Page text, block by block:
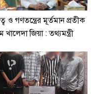
ও গণতন্ত্রের মূর্তমান প্রতীক
খালেদা জিয়া : তথ্যমন্ত্রী